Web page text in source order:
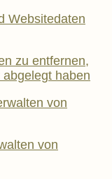
Websitedaten
zu entfernen,
haben
von
von